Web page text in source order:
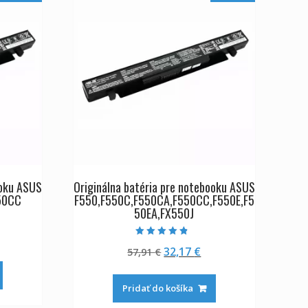
ASUS
€.
Originálna batéria pre notebooku ASUS
F550,F550C,F550CA,F550CC,F550E,F5
50EA,FX550J
4.50
z 5
57,91€Pôvodná
bola:
57,91 €.
32,17 €Aktuálna
je:
32,17 €.
Pridať do košíka